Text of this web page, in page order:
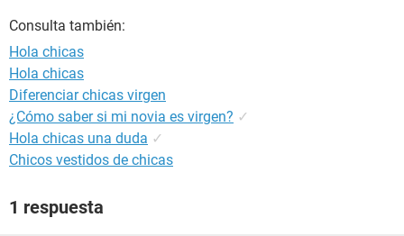
Consulta también:
Hola chicas
Hola chicas
Diferenciar chicas virgen
¿Cómo saber si mi novia es virgen? ✓
Hola chicas una duda ✓
Chicos vestidos de chicas
1 respuesta